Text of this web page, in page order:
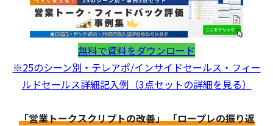
無料で資料をダウンロード
※25のシーン別・テレアポ/インサイドセールス・フィー
ルドセールス詳細記入例（3点セットの詳細を見る）
「営業トークスクリプトの改善」 「ロープレの振り返